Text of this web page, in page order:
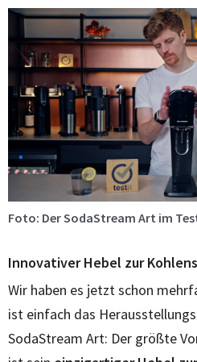
Foto: Der SodaStream Art im
Innovativer Hebel zur
Wir haben es jetzt schon
ist einfach das
SodaStream Art: Der größte